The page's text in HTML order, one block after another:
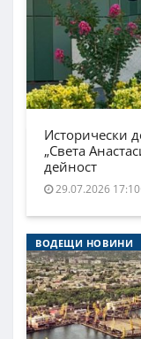
Исторически
„Света
дейност
29.07.2026
ВОДЕЩИ НОВИНИ